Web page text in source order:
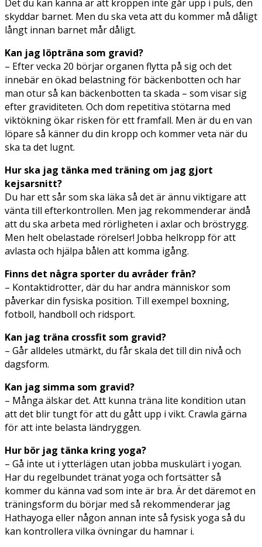
Det du kan känna är att kroppen inte går upp i puls, den
skyddar barnet. Men du ska veta att du kommer må dåligt
långt innan barnet mår dåligt.
Kan jag löpträna som gravid?
– Efter vecka 20 börjar organen flytta på sig och det
innebär en ökad belastning för bäckenbotten och har
man otur så kan bäckenbotten ta skada – som visar sig
efter graviditeten. Och dom repetitiva stötarna med
viktökning ökar risken för ett framfall. Men är du en van
löpare så känner du din kropp och kommer veta när du
ska ta det lugnt.
Hur ska jag tänka med träning om jag gjort
kejsarsnitt?
Du har ett sår som ska läka så det är ännu viktigare att
vänta till efterkontrollen. Men jag rekommenderar ändå
att du ska arbeta med rörligheten i axlar och bröstrygg.
Men helt obelastade rörelser! Jobba helkropp för att
avlasta och hjälpa bålen att komma igång.
Finns det några sporter du avråder från?
– Kontaktidrotter, där du har andra människor som
påverkar din fysiska position. Till exempel boxning,
fotboll, handboll och ridsport.
Kan jag träna crossfit som gravid?
– Går alldeles utmärkt, du får skala det till din nivå och
dagsform.
Kan jag simma som gravid?
– Många älskar det. Att kunna träna lite kondition utan
att det blir tungt för att du gått upp i vikt. Crawla gärna
för att inte belasta ländryggen.
Hur bör jag tänka kring yoga?
– Gå inte ut i ytterlägen utan jobba muskulärt i yogan.
Har du regelbundet tränat yoga och fortsätter så
kommer du känna vad som inte är bra. Är det däremot en
träningsform du börjar med så rekommenderar jag
Hathayoga eller någon annan inte så fysisk yoga så du
kan kontrollera vilka övningar du hamnar i.